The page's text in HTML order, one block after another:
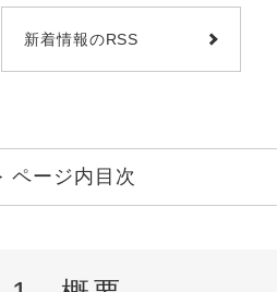
新着情報のRSS
ページ内目次